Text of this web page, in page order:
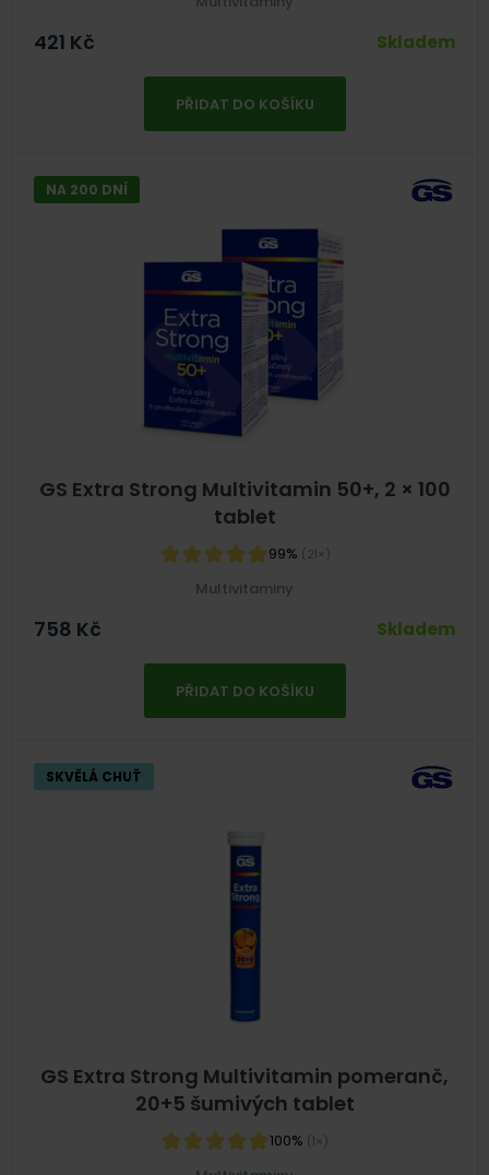
421 Kč Skladem
PŘIDAT DO KOŠÍKU
GS Extra Strong Multivitamin 50+, 2 × 100
tablet
99% (21×)
NA 200 DNÍ
Multivitaminy
758 Kč Skladem
PŘIDAT DO KOŠÍKU
GS Extra Strong Multivitamin pomeranč,
20+5 šumivých tablet
100% (1×)
SKVĚLÁ CHUŤ